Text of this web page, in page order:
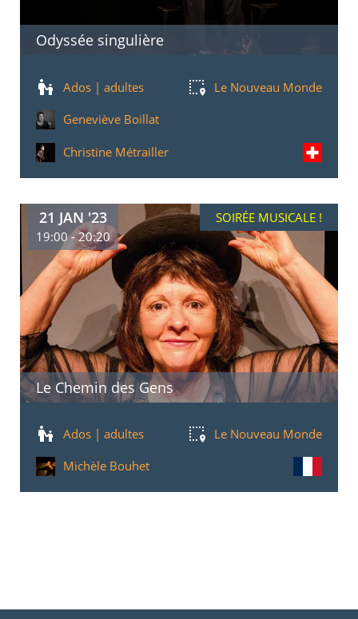
Odyssée singulière
Ados | adultes
Le Nouveau Monde
Geneviève Boillat
Christine Métrailler
Le Chemin des Gens
21 JAN '23
19:00 - 20:20
SOIRÉE MUSICALE !
Ados | adultes
Le Nouveau Monde
Michèle Bouhet